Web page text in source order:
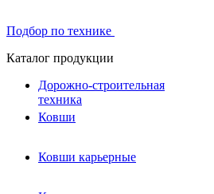
Подбор по технике
Каталог продукции
Дорожно-строительная
техника
Ковши
Ковши карьерные